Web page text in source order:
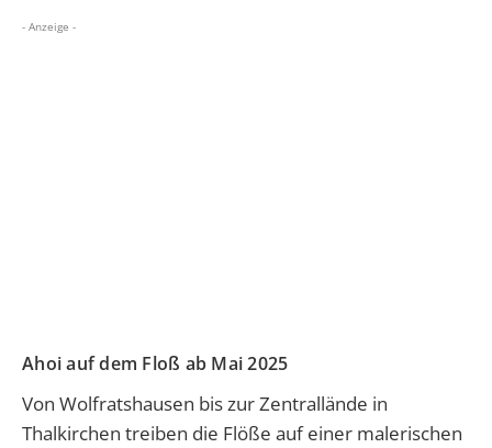
- Anzeige -
Ahoi auf dem Floß ab Mai 2025
Von Wolfratshausen bis zur Zentrallände in
Thalkirchen treiben die Flöße auf einer malerischen